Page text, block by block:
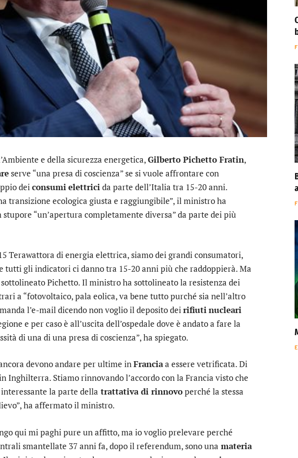
e della sicurezza energetica,Gilberto Pichetto Fratin,
serve “una presa di coscienza” se si vuole affrontare con
deiconsumielettricida parte dell’Italia tra 15-20 anni.
transizione ecologica giusta e raggiungibile”, il ministro ha
“un’apertura completamente diversa” da parte dei più
Terawattora di energia elettrica, siamo dei grandi consumatori,
tutti gli indicatori ci danno tra 15-20 anni più che raddoppierà. Ma
Pichetto. Il ministro ha sottolineato la resistenza dei
a “fotovoltaico, pala eolica, va bene tutto purché sia nell’altro
l’e-mail dicendo non voglio il deposito deirifiutinucleari
e per caso è all’uscita dell’ospedale dove è andato a fare la
di una di una presa di coscienza”, ha spiegato.
devono andare per ultime inFranciaa essere vetrificata. Di
Inghilterra. Stiamo rinnovando l’accordo con la Francia visto che
la parte della trattativa di rinnovoperché la stessa
ha affermato il ministro.
qui mi paghi pure un affitto, ma io voglio prelevare perché
smantellate 37 anni fa, dopo il referendum, sono una materia